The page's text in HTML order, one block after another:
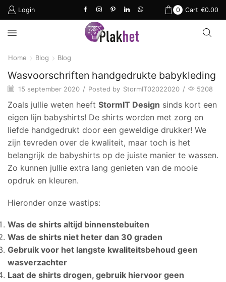
Login 0 Cart €0.00
Home Blog Blog
Wasvoorschriften handgedrukte babykleding
15 september 2020 / Posted by StormIT02022020 / 5208
Zoals jullie weten heeft StormIT Design sinds kort een
eigen lijn babyshirts! De shirts worden met zorg en
liefde handgedrukt door een geweldige drukker! We
zijn tevreden over de kwaliteit, maar toch is het
belangrijk de babyshirts op de juiste manier te wassen.
Zo kunnen jullie extra lang genieten van de mooie
opdruk en kleuren.
Hieronder onze wastips:
Was de shirts altijd binnenstebuiten
Was de shirts niet heter dan 30 graden
Gebruik voor het langste kwaliteitsbehoud geen
wasverzachter
Laat de shirts drogen, gebruik hiervoor geen